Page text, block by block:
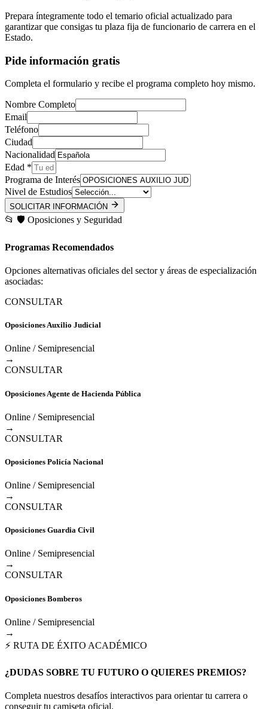
Prepara íntegramente todo el temario oficial actualizado para
garantizar que consigas tu plaza fija de funcionario de carrera en el
Estado.
Pide información gratis
Completa el formulario y recibe el programa completo hoy mismo.
Nombre Completo
Email
Teléfono
Ciudad
Nacionalidad
Edad *
Programa de Interés
Nivel de Estudios
SOLICITAR INFORMACIÓN
📂 🛡️ Oposiciones y Seguridad
Programas Recomendados
Opciones alternativas oficiales del sector y áreas de especialización
asociadas:
CONSULTAR
Oposiciones Auxilio Judicial
Online / Semipresencial
→
CONSULTAR
Oposiciones Agente de Hacienda Pública
Online / Semipresencial
→
CONSULTAR
Oposiciones Policía Nacional
Online / Semipresencial
→
CONSULTAR
Oposiciones Guardia Civil
Online / Semipresencial
→
CONSULTAR
Oposiciones Bomberos
Online / Semipresencial
→
⚡ RUTA DE ÉXITO ACADÉMICO
¿DUDAS SOBRE TU FUTURO O QUIERES PREMIOS?
Completa nuestros desafíos interactivos para orientar tu carrera o
conseguir tu camiseta oficial.